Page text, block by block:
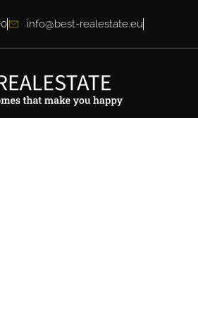
info@best-realestate.eu